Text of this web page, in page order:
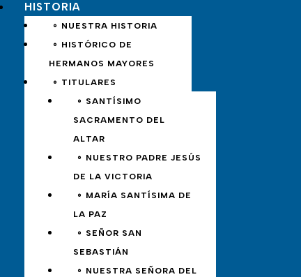
HISTORIA
∘ NUESTRA HISTORIA
∘ HISTÓRICO DE
HERMANOS MAYORES
∘ TITULARES
∘ SANTÍSIMO
SACRAMENTO DEL
ALTAR
∘ NUESTRO PADRE JESÚS
DE LA VICTORIA
∘ MARÍA SANTÍSIMA DE
LA PAZ
∘ SEÑOR SAN
SEBASTIÁN
∘ NUESTRA SEÑORA DEL